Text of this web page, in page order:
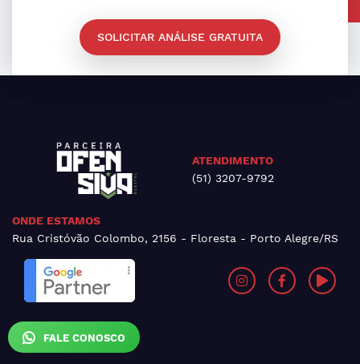
FALE CONOSCO
SOLICITAR ANÁLISE GRATUITA
ATENDIMENTO
(51) 3207-9792
ONDE ESTAMOS
Rua Cristóvão Colombo, 2156 - Floresta - Porto Alegre/RS